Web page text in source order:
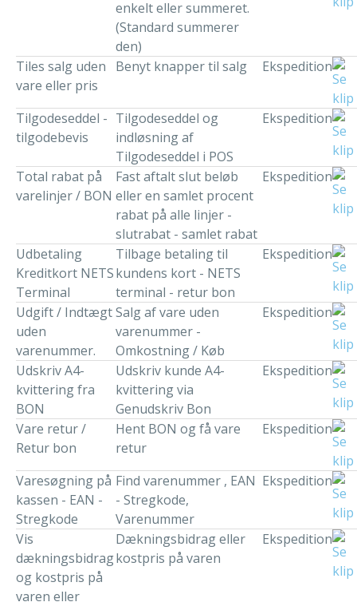
enkelt eller summeret.
(Standard summerer
den)
Tiles salg uden
vare eller pris
Benyt knapper til salg Ekspedition
Tilgodeseddel -
tilgodebevis
Tilgodeseddel og
indløsning af
Tilgodeseddel i POS
Ekspedition
Total rabat på
varelinjer / BON
Fast aftalt slut beløb
eller en samlet procent
rabat på alle linjer -
slutrabat - samlet rabat
Ekspedition
Udbetaling
Kreditkort NETS
Terminal
Tilbage betaling til
kundens kort - NETS
terminal - retur bon
Ekspedition
Udgift / Indtægt
uden
varenummer.
Salg af vare uden
varenummer -
Omkostning / Køb
Ekspedition
Udskriv A4-
kvittering fra
BON
Udskriv kunde A4-
kvittering via
Genudskriv Bon
Ekspedition
Vare retur /
Retur bon
Hent BON og få vare
retur
Ekspedition
Varesøgning på
kassen - EAN -
Stregkode
Find varenummer , EAN
- Stregkode,
Varenummer
Ekspedition
Vis
dækningsbidrag
og kostpris på
varen eller
Dækningsbidrag eller
kostpris på varen
Ekspedition